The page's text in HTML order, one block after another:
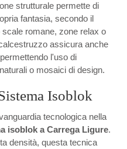
strutturale permette di
fantasia, secondo il
romane, zone relax o
assicura anche
l'uso di
o mosaici di design.
Isoblok
tecnologica nella
isoblok a Carrega Ligure.
densità, questa tecnica